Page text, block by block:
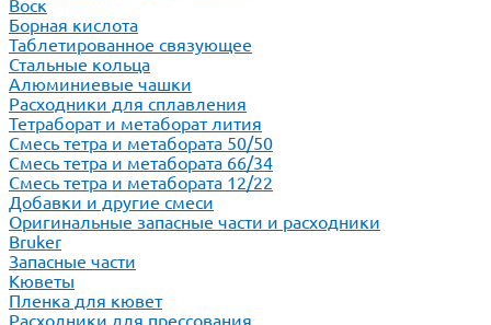
Воск
Борная кислота
Таблетированное связующее
Стальные кольца
Алюминиевые чашки
Расходники для сплавления
Тетраборат и метаборат лития
Смесь тетра и метабората 50/50
Смесь тетра и метабората 66/34
Смесь тетра и метабората 12/22
Добавки и другие смеси
Оригинальные запасные части и расходники
Bruker
Запасные части
Кюветы
Пленка для кювет
Расходники для прессования